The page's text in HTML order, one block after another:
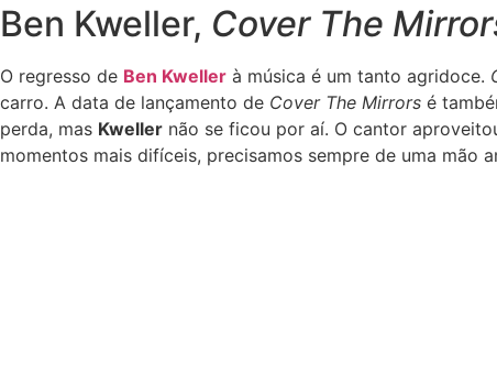
Ben Kweller, Cover The
O regresso de Ben Kweller à música é um tanto agridoce.
carro. A data de lançamento de Cover The Mirrors é
perda, mas Kweller não se ficou por aí. O cantor
momentos mais difíceis, precisamos sempre de uma mão